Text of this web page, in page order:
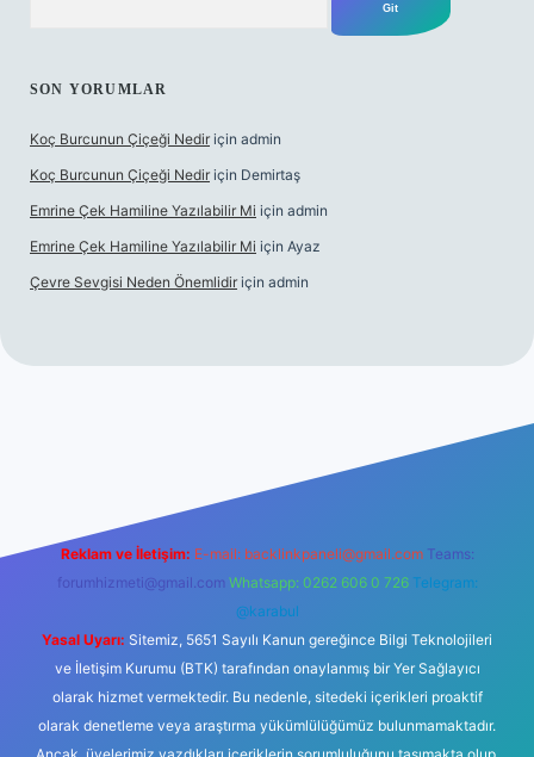
SON YORUMLAR
Koç Burcunun Çiçeği Nedir için admin
Koç Burcunun Çiçeği Nedir için Demirtaş
Emrine Çek Hamiline Yazılabilir Mi için admin
Emrine Çek Hamiline Yazılabilir Mi için Ayaz
Çevre Sevgisi Neden Önemlidir için admin
Reklam ve İletişim: E-mail: backlinkpaneli@gmail.com Teams:
forumhizmeti@gmail.com Whatsapp: 0262 606 0 726 Telegram:
@karabul
Yasal Uyarı: Sitemiz, 5651 Sayılı Kanun gereğince Bilgi Teknolojileri
ve İletişim Kurumu (BTK) tarafından onaylanmış bir Yer Sağlayıcı
olarak hizmet vermektedir. Bu nedenle, sitedeki içerikleri proaktif
olarak denetleme veya araştırma yükümlülüğümüz bulunmamaktadır.